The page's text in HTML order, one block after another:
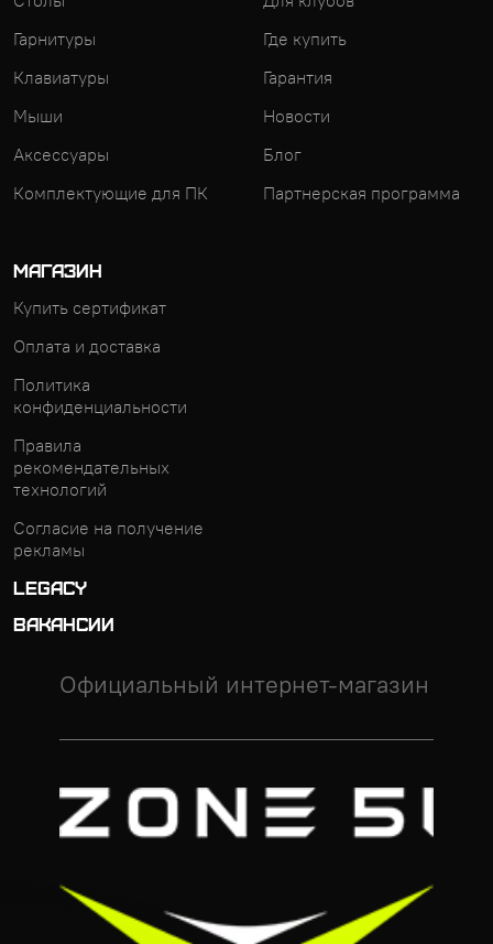
Официальный интернет-магазин
Гарнитуры
Клавиатуры
Мыши
Аксессуары
Комплектующие для ПК
Где купить
Гарантия
Новости
Блог
Партнерская программа
МАГАЗИН
Купить сертификат
Оплата и доставка
Политика
конфиденциальности
Правила
рекомендательных
технологий
Согласие на получение
рекламы
LEGACY
ВАКАНСИИ